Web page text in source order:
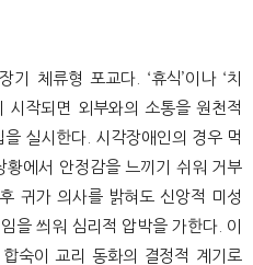
체류형 포교다. ‘휴식’이나 ‘치
시작되면 외부와의 소통을 원천적
실시한다. 시각장애인의 경우 먹
에서 안정감을 느끼기 쉬워 거부
귀가 의사를 밝혀도 신앙적 미성
을 씌워 심리적 압박을 가한다. 이
숙이 교리 동화의 결정적 계기로